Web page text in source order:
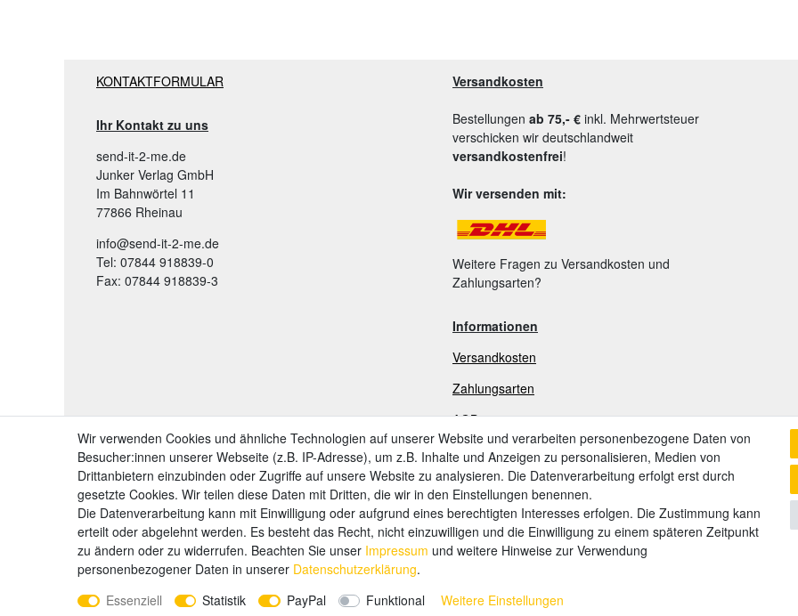
KONTAKTFORMULAR
Ihr Kontakt zu uns
send-it-2-me.de
Junker Verlag GmbH
Im Bahnwörtel 11
77866 Rheinau
info@send-it-2-me.de
Tel: 07844 918839-0
Fax: 07844 918839-3
Versandkosten
Bestellungen ab 75,- € inkl. Mehrwertsteuer
verschicken wir deutschlandweit
versandkostenfrei!
Wir versenden mit:
Weitere Fragen zu Versandkosten und
Zahlungsarten?
Informationen
Versandkosten
Zahlungsarten
AGB
Widerrufsrecht
Widerrufsformular
Datenschutzerklärung
Impressum
Wir verwenden Cookies und ähnliche Technologien auf unserer Website und verarbeiten personenbezogene Daten von
Besucher:innen unserer Webseite (z.B. IP-Adresse), um z.B. Inhalte und Anzeigen zu personalisieren, Medien von
Drittanbietern einzubinden oder Zugriffe auf unsere Website zu analysieren. Die Datenverarbeitung erfolgt erst durch
gesetzte Cookies. Wir teilen diese Daten mit Dritten, die wir in den Einstellungen benennen.
Die Datenverarbeitung kann mit Einwilligung oder aufgrund eines berechtigten Interesses erfolgen. Die Zustimmung kann
erteilt oder abgelehnt werden. Es besteht das Recht, nicht einzuwilligen und die Einwilligung zu einem späteren Zeitpunkt
zu ändern oder zu widerrufen. Beachten Sie unser Impressum und weitere Hinweise zur Verwendung
personenbezogener Daten in unserer Daten­schutz­erklärung.
Essenziell
Statistik PayPal Funktional Weitere Einstellungen